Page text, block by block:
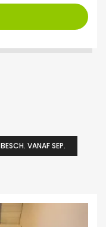
BESCH. VANAF SEP.